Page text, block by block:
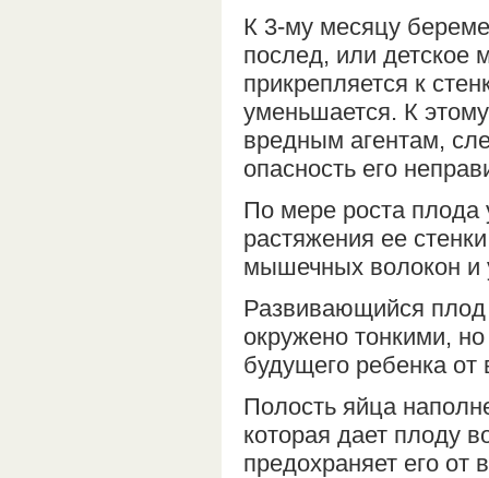
К 3-му месяцу
послед, или детское
прикрепляется к
уменьшается. К
вредным агентам,
опасность его
По мере роста плода
растяжения ее
мышечных волокон и
Развивающийся плод
окружено тонкими,
будущего ребенка
Полость яйца
которая дает плоду
предохраняет его от